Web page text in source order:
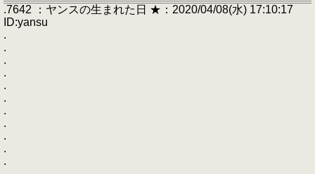
.7642 ：ヤンスの生まれた日 ★：2020/04/08(水) 17:10:17
ID:yansu
.
.
.
.
.
.
.
.
.
.
.